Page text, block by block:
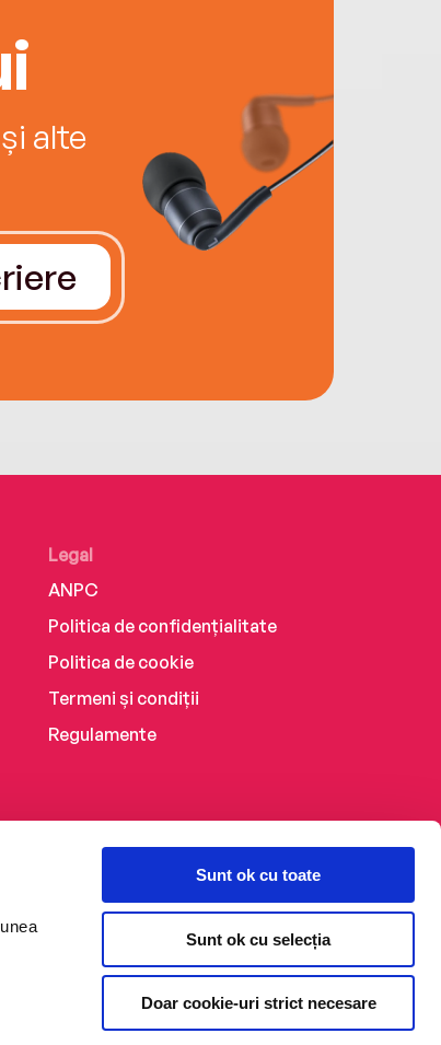
Sunt ok cu toate
Sunt ok cu selecția
Doar cookie-uri strict necesare
alte
Legal
ANPC
Politica de confidențialitate
Politica de cookie
Termeni și condiții
Regulamente